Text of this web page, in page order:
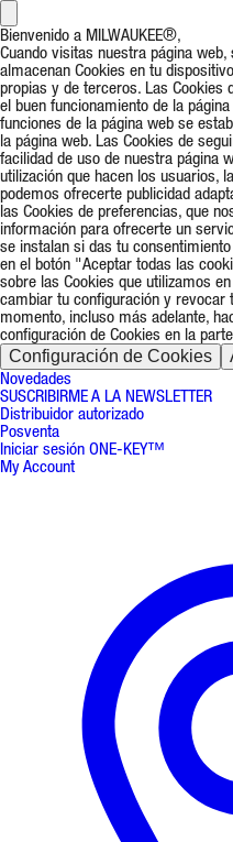
Bienvenido a MILWAUKEE®,
Cuando visitas nuestra página
almacenan Cookies en tu
propias y de terceros. Las Cookies
el buen funcionamiento de la
funciones de la página web se
la página web. Las Cookies de
facilidad de uso de nuestra página
utilización que hacen los usuarios,
podemos ofrecerte publicidad
las Cookies de preferencias, que
información para ofrecerte un
se instalan si das tu
en el botón "Aceptar todas las
sobre las Cookies que utilizamos
cambiar tu configuración y revocar
momento, incluso más adelante,
configuración de Cookies en la
Configuración de Cookies
Novedades
SUSCRIBIRME A LA NEWSLETTER
Distribuidor autorizado
Posventa
Iniciar sesión ONE-KEY™
My Account